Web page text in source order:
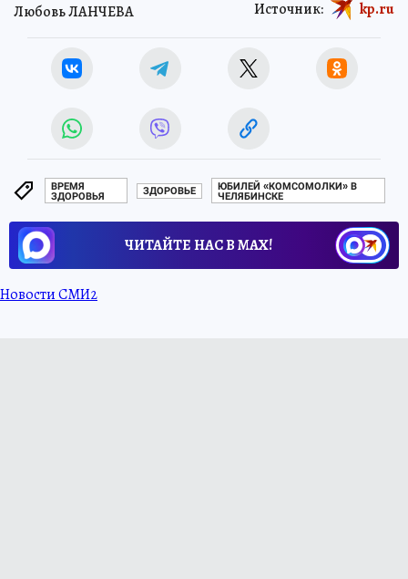
Любовь ЛАНЧЕВА Источник: kp.ru
ВРЕМЯ
ЗДОРОВЬЯ
ЗДОРОВЬЕ
ЮБИЛЕЙ «КОМСОМОЛКИ» В
ЧЕЛЯБИНСКЕ
ЧИТАЙТЕ НАС В МАХ!
Новости СМИ2